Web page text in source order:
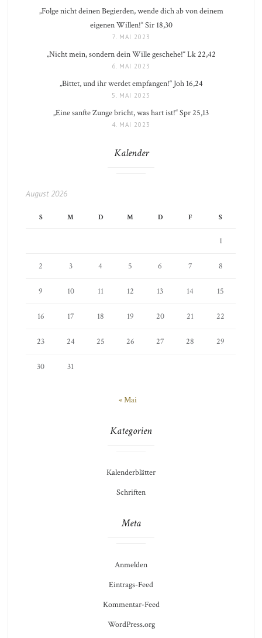
„Folge nicht deinen Begierden, wende dich ab von deinem
eigenen Willen!“ Sir 18,30
7. MAI 2023
„Nicht mein, sondern dein Wille geschehe!“ Lk 22,42
6. MAI 2023
„Bittet, und ihr werdet empfangen!“ Joh 16,24
5. MAI 2023
„Eine sanfte Zunge bricht, was hart ist!“ Spr 25,13
4. MAI 2023
Kalender
August 2026
S M D M D F S
1
2 3 4 5 6 7 8
9 10 11 12 13 14 15
16 17 18 19 20 21 22
23 24 25 26 27 28 29
30 31
« Mai
Kategorien
Kalenderblätter
Schriften
Meta
Anmelden
Eintrags-Feed
Kommentar-Feed
WordPress.org